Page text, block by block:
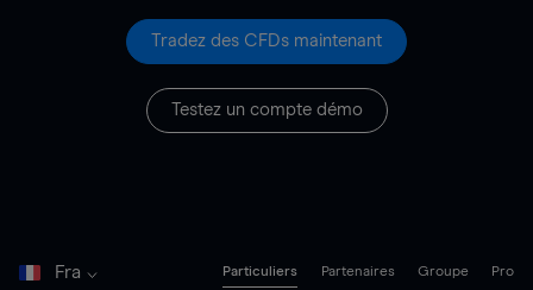
Tradez des CFDs maintenant
Testez un compte démo
Fra Particuliers Partenaires Groupe Pro